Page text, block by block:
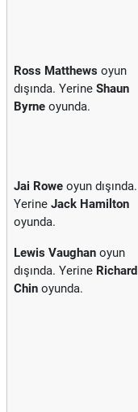
Ross Matthews oyun
dışında. Yerine Shaun
Byrne oyunda.
Jai Rowe oyun dışında.
Yerine Jack Hamilton
oyunda.
Lewis Vaughan oyun
dışında. Yerine Richard
Chin oyunda.